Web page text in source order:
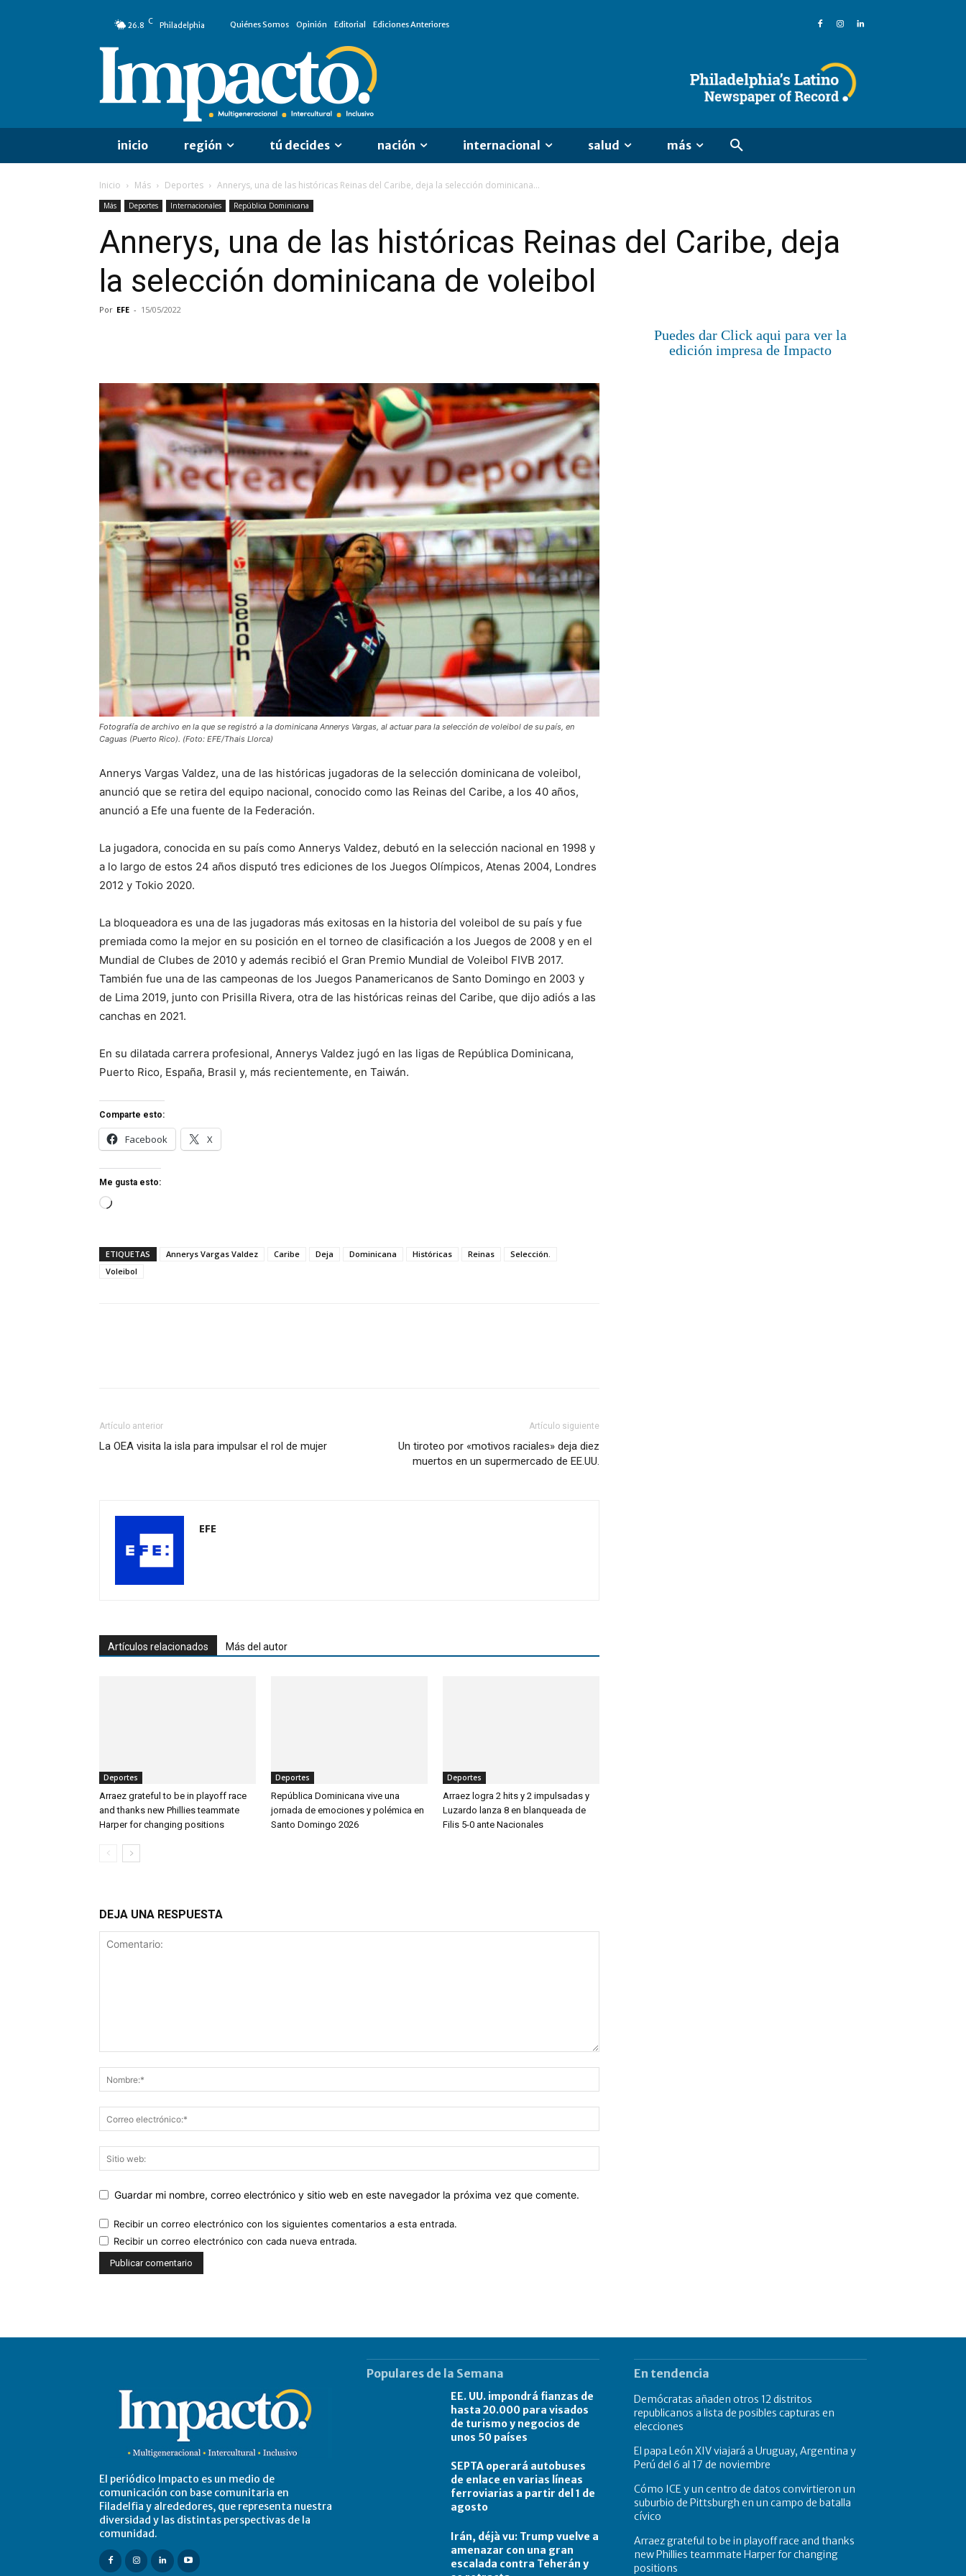
26.8 C Philadelphia Quiénes Somos Opinión Editorial Ediciones Anteriores
inicio región tú decides nación internacional salud más
Inicio Más Deportes Annerys, una de las históricas Reinas del Caribe, deja la selección dominicana...
Más Deportes Internacionales República Dominicana
Annerys, una de las históricas Reinas del Caribe, deja
la selección dominicana de voleibol
Por EFE - 15/05/2022
Fotografía de archivo en la que se registró a la dominicana Annerys Vargas, al actuar para la selección de voleibol de su país, en
Caguas (Puerto Rico). (Foto: EFE/Thais Llorca)
Annerys Vargas Valdez, una de las históricas jugadoras de la selección dominicana de voleibol,
anunció que se retira del equipo nacional, conocido como las Reinas del Caribe, a los 40 años,
anunció a Efe una fuente de la Federación.
La jugadora, conocida en su país como Annerys Valdez, debutó en la selección nacional en 1998 y
a lo largo de estos 24 años disputó tres ediciones de los Juegos Olímpicos, Atenas 2004, Londres
2012 y Tokio 2020.
La bloqueadora es una de las jugadoras más exitosas en la historia del voleibol de su país y fue
premiada como la mejor en su posición en el torneo de clasificación a los Juegos de 2008 y en el
Mundial de Clubes de 2010 y además recibió el Gran Premio Mundial de Voleibol FIVB 2017.
También fue una de las campeonas de los Juegos Panamericanos de Santo Domingo en 2003 y
de Lima 2019, junto con Prisilla Rivera, otra de las históricas reinas del Caribe, que dijo adiós a las
canchas en 2021.
En su dilatada carrera profesional, Annerys Valdez jugó en las ligas de República Dominicana,
Puerto Rico, España, Brasil y, más recientemente, en Taiwán.
Comparte esto:
Facebook X
Me gusta esto:
Cargando...
ETIQUETAS Annerys Vargas Valdez Caribe Deja Dominicana Históricas Reinas
Selección.
Voleibol
Artículo anterior
La OEA visita la isla para impulsar el rol de mujer
Artículo siguiente
Un tiroteo por «motivos raciales» deja diez
muertos en un supermercado de EE.UU.
EFE
Artículos relacionados Más del autor
Deportes
Arraez grateful to be in playoff race
and thanks new Phillies teammate
Harper for changing positions
Deportes
República Dominicana vive una
jornada de emociones y polémica en
Santo Domingo 2026
Deportes
Arraez logra 2 hits y 2 impulsadas y
Luzardo lanza 8 en blanqueada de
Filis 5-0 ante Nacionales
DEJA UNA RESPUESTA
Guardar mi nombre, correo electrónico y sitio web en este navegador la próxima vez que comente.
Recibir un correo electrónico con los siguientes comentarios a esta entrada.
Recibir un correo electrónico con cada nueva entrada.
Puedes dar Click aqui para ver la
edición impresa de Impacto
El periódico Impacto es un medio de
comunicación con base comunitaria en
Filadelfia y alrededores, que representa nuestra
diversidad y las distintas perspectivas de la
comunidad.
Populares de la Semana
EE. UU. impondrá fianzas de
hasta 20.000 para visados
de turismo y negocios de
unos 50 países
SEPTA operará autobuses
de enlace en varias líneas
ferroviarias a partir del 1 de
agosto
Irán, déjà vu: Trump vuelve a
amenazar con una gran
escalada contra Teherán y
En tendencia
Demócratas añaden otros 12 distritos
republicanos a lista de posibles capturas en
elecciones
El papa León XIV viajará a Uruguay, Argentina y
Perú del 6 al 17 de noviembre
Cómo ICE y un centro de datos convirtieron un
suburbio de Pittsburgh en un campo de batalla
cívico
Arraez grateful to be in playoff race and thanks
new Phillies teammate Harper for changing
positions